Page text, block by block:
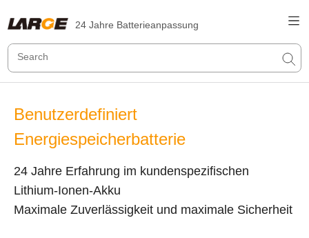
24 Jahre Batterieanpassung
Benutzerdefiniert
Energiespeicherbatterie
24 Jahre Erfahrung im kundenspezifischen
Lithium-Ionen-Akku
Maximale Zuverlässigkeit und maximale Sicherheit